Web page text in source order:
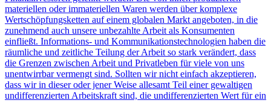
materiellen oder immateriellen Waren werden über komplexe
Wertschöpfungsketten auf einem globalen Markt angeboten, in die
zunehmend auch unsere unbezahlte Arbeit als Konsumenten
einfließt. Informations- und Kommunikationstechnologien haben die
räumliche und zeitliche Teilung der Arbeit so stark verändert, dass
die Grenzen zwischen Arbeit und Privatleben für viele von uns
unentwirrbar vermengt sind. Sollten wir nicht einfach akzeptieren,
dass wir in dieser oder jener Weise allesamt Teil einer gewaltigen
undifferenzierten Arbeitskraft sind, die undifferenzierten Wert für ein